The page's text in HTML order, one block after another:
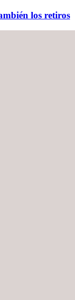
los retiros